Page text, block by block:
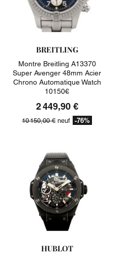
BREITLING
Montre Breitling A13370
Super Avenger 48mm Acier
Chrono Automatique Watch
10150€
2 449,90 €
10 150,00 € neuf -76%
HUBLOT